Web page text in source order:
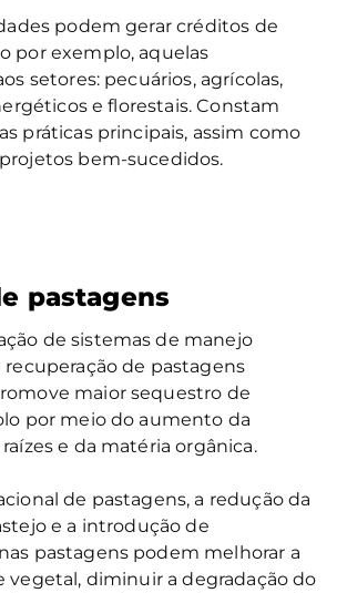
podem gerar créditos de
por exemplo, aquelas
setores: pecuários, agrícolas,
e florestais. Constam
práticas principais, assim como
bem-sucedidos.
pastagens
de sistemas de manejo
de pastagens
maior sequestro de
por meio do aumento da
e da matéria orgânica.
de pastagens, a redução da
e a introdução de
pastagens podem melhorar a
vegetal, diminuir a degradação do